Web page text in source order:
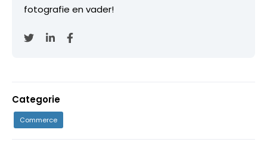
fotografie en vader!
Categorie
Commerce